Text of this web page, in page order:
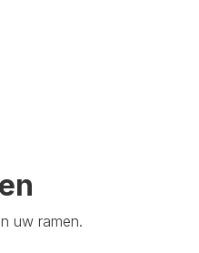
uw ramen.